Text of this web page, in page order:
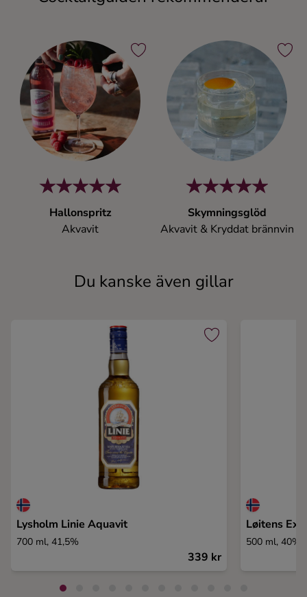
Hallonspritz
Akvavit
Skymningsglöd
Akvavit & Kryddat brännvin
Du kanske även gillar
Lysholm Linie Aquavit
700 ml, 41,5%
339 kr
Løitens
500 ml, 40%